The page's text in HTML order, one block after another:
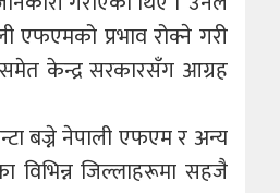
एफएमको प्रभाव रोक्ने गरी
समेत केन्द्र सरकारसँग आग्रह
बज्ने नेपाली एफएम र अन्य
विभिन्न जिल्लाहरूमा सहजै